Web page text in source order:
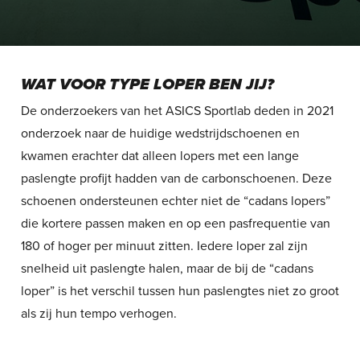
WAT VOOR TYPE LOPER BEN JIJ?
De onderzoekers van het ASICS Sportlab deden in 2021
onderzoek naar de huidige wedstrijdschoenen en
kwamen erachter dat alleen lopers met een lange
paslengte profijt hadden van de carbonschoenen. Deze
schoenen ondersteunen echter niet de “cadans lopers”
die kortere passen maken en op een pasfrequentie van
180 of hoger per minuut zitten. Iedere loper zal zijn
snelheid uit paslengte halen, maar de bij de “cadans
loper” is het verschil tussen hun paslengtes niet zo groot
als zij hun tempo verhogen.